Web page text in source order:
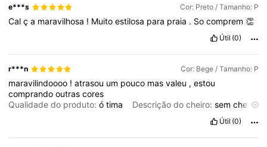
e***s Cor: Preto / Tamanho: P
Calça maravilhosa ! Muitoestilosa para praia . Socomprem👏
Útil (0)
r***n Cor: Bege / Tamanho: P
maravilindoooo !atrasou um pouco masvaleu ,estou
comprandooutrascores
Qualidade do produto:ótima Descrição do cheiro:semcheiro
Útil (0)